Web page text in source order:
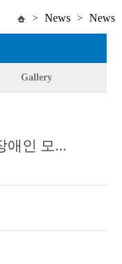
> News > News
Gallery
동천 카트리지사업부 근로장애인 모집공고